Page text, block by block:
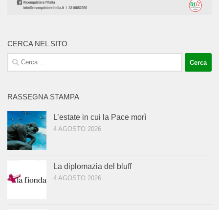
CERCA NEL SITO
Ricerca
per:
RASSEGNA STAMPA
L’estate in cui la Pace morì
4 AGOSTO 2026
La diplomazia del bluff
4 AGOSTO 2026